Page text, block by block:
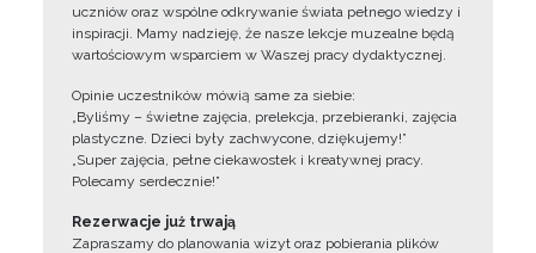
uczniów oraz wspólne odkrywanie świata pełnego wiedzy i
inspiracji. Mamy nadzieję, że nasze lekcje muzealne będą
wartościowym wsparciem w Waszej pracy dydaktycznej.
Opinie uczestników mówią same za siebie:
„Byliśmy – świetne zajęcia, prelekcja, przebieranki, zajęcia
plastyczne. Dzieci były zachwycone, dziękujemy!”
„Super zajęcia, pełne ciekawostek i kreatywnej pracy.
Polecamy serdecznie!”
Rezerwacje już trwają
Zapraszamy do planowania wizyt oraz pobierania plików